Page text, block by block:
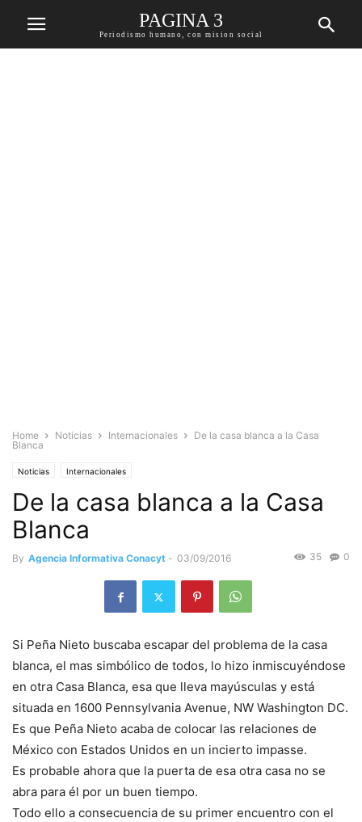
PAGINA 3
Periodismo humano, con mision social
Home Noticias Internacionales
De la casa blanca a la Casa
Blanca
Noticias Internacionales
De la casa blanca a la Casa
Blanca
By Agencia Informativa Conacyt - 03/09/2016 0
35
Si Peña Nieto buscaba escapar del problema de la casa
blanca, el mas simbólico de todos, lo hizo inmiscuyéndose
en otra Casa Blanca, esa que lleva mayúsculas y está
situada en 1600 Pennsylvania Avenue, NW Washington DC.
Es que Peña Nieto acaba de colocar las relaciones de
México con Estados Unidos en un incierto impasse.
Es probable ahora que la puerta de esa otra casa no se
abra para él por un buen tiempo.
Todo ello a consecuencia de su primer encuentro con el